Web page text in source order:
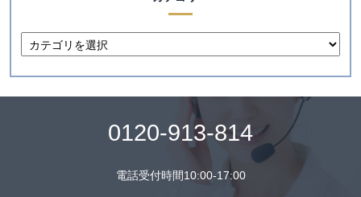
0120-913-814
電話受付時間10:00-17:00